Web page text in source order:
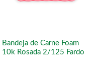
Bandeja de Carne Foam
10k Rosada 2/125 Fardo